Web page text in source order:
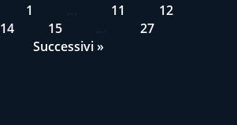
1 11
12
14 15
27
Successivi »